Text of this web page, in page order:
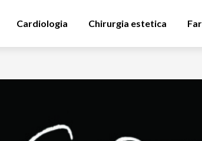
Cardiologia Chirurgia estetica